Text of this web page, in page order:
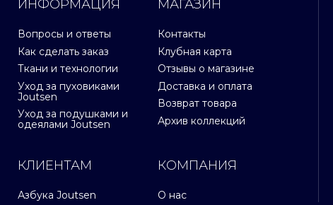
ИНФОРМАЦИЯ
Вопросы и ответы
Как сделать заказ
Ткани и технологии
Уход за пуховиками
Joutsen
Уход за подушками и
одеялами Joutsen
МАГАЗИН
Контакты
Клубная карта
Отзывы о магазине
Доставка и оплата
Возврат товара
Архив коллекций
КЛИЕНТАМ
Азбука Joutsen
КОМПАНИЯ
О нас